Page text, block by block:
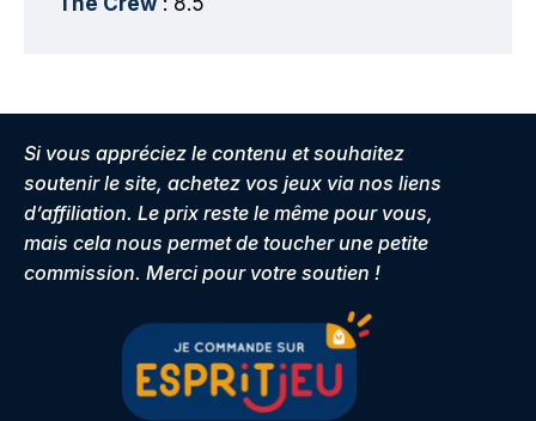
Si vous appréciez le contenu et souhaitez
soutenir le site, achetez vos jeux via nos liens
d’affiliation. Le prix reste le même pour vous,
mais cela nous permet de toucher une petite
commission. Merci pour votre soutien !